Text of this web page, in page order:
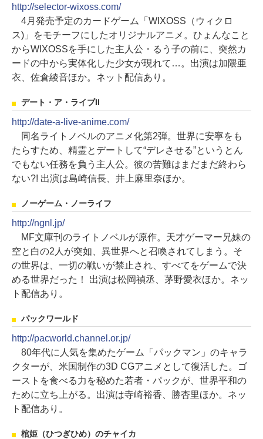
http://selector-wixoss.com/
4月発売予定のカードゲーム「WIXOSS（ウィクロ
ス)」をモチーフにしたオリジナルアニメ。ひょんなこと
からWIXOSSを手にした主人公・るう子の前に、突然カ
ードの中から実体化した少女が現れて…。出演は加隈亜
衣、佐倉綾音ほか。ネット配信あり。
デート・ア・ライブII
http://date-a-live-anime.com/
同名ライトノベルのアニメ化第2弾。世界に安寧をも
たらすため、精霊とデートして“デレさせる”というとん
でもない任務を負う主人公。彼の苦難はまだまだ終わら
ない?! 出演は島崎信長、井上麻里奈ほか。
ノーゲーム・ノーライフ
http://ngnl.jp/
MF文庫刊のライトノベルが原作。天才ゲーマー兄妹の
空と白の2人が突如、異世界へと召喚されてしまう。そ
の世界は、一切の戦いが禁止され、すべてをゲームで決
める世界だった！ 出演は松岡禎丞、茅野愛衣ほか。ネッ
ト配信あり。
パックワールド
http://pacworld.channel.or.jp/
80年代に人気を集めたゲーム「パックマン」のキャラ
クターが、米国制作の3D CGアニメとして復活した。ゴ
ーストを食べる力を秘めた若者・パックが、世界平和の
ために立ち上がる。出演は寺崎裕香、勝杏里ほか。ネッ
ト配信あり。
棺姫（ひつぎひめ）のチャイカ